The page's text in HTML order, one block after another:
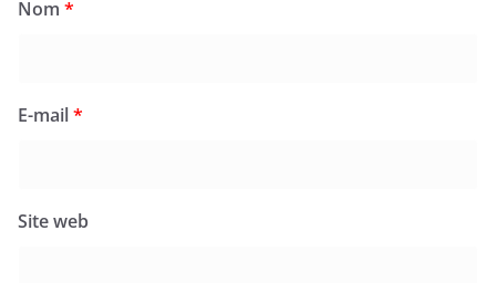
Nom *
E-mail*
Site web